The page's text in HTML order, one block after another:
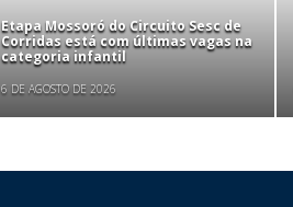
Etapa Mossoró do Circuito Sesc de
Corridas está com últimas vagas na
categoria infantil
6 DE AGOSTO DE 2026